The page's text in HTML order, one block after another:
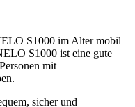
S1000 im Alter mobil
S1000 ist eine gute
mit
sicher und